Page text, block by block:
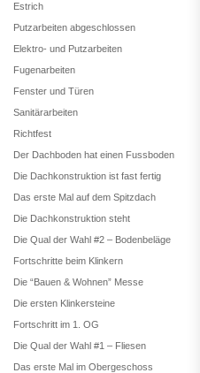
Estrich
Putzarbeiten abgeschlossen
Elektro- und Putzarbeiten
Fugenarbeiten
Fenster und Türen
Sanitärarbeiten
Richtfest
Der Dachboden hat einen Fussboden
Die Dachkonstruktion ist fast fertig
Das erste Mal auf dem Spitzdach
Die Dachkonstruktion steht
Die Qual der Wahl #2 – Bodenbeläge
Fortschritte beim Klinkern
Die “Bauen & Wohnen” Messe
Die ersten Klinkersteine
Fortschritt im 1. OG
Die Qual der Wahl #1 – Fliesen
Das erste Mal im Obergeschoss